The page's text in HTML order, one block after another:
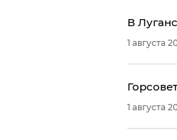
​В
1 августа
1 августа